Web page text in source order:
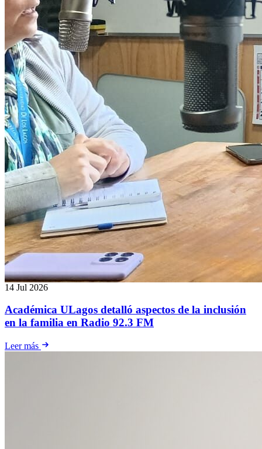
14 Jul 2026
Académica ULagos detalló aspectos de la inclusión
en la familia en Radio 92.3 FM
Leer más